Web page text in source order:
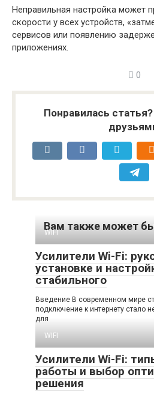
Неправильная настройка может
скорости у всех устройств,
сервисов или появлению
приложениях.
0
Понравилась
Вам также может
WIFI
Усилители Wi-Fi:
установке и
стабильного
Введение В современном мире
подключение к интернету стало
для
WIFI
Усилители Wi-Fi:
работы и выбор
решения